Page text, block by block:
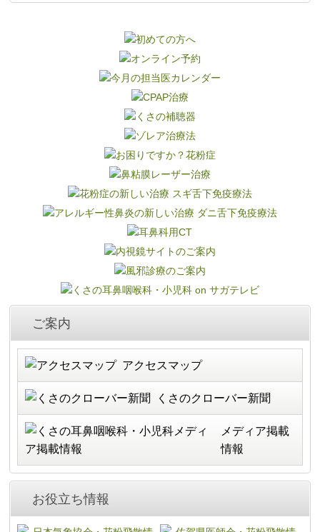
ご案内
アクセスマップ
くさのクローバー新聞
メディア掲載
情報
お役立ち情報